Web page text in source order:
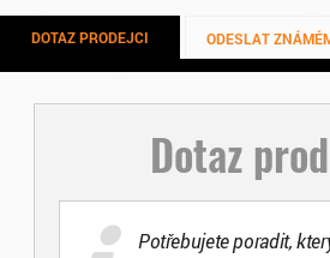
DOTAZ PRODEJCI ODESLAT
Dotaz
Potřebujete poradit,